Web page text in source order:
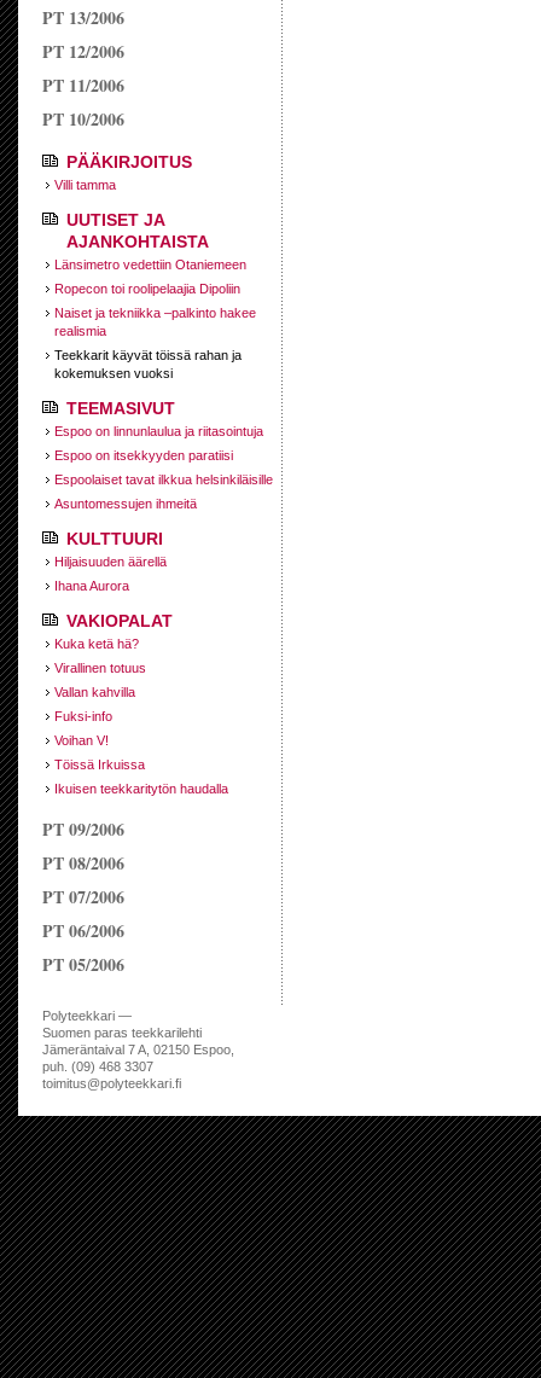
PT 13/2006
PT 12/2006
PT 11/2006
PT 10/2006
PÄÄKIRJOITUS
Villi tamma
UUTISET JA
AJANKOHTAISTA
Länsimetro vedettiin Otaniemeen
Ropecon toi roolipelaajia Dipoliin
Naiset ja tekniikka –palkinto hakee
realismia
Teekkarit käyvät töissä rahan ja
kokemuksen vuoksi
TEEMASIVUT
Espoo on linnunlaulua ja riitasointuja
Espoo on itsekkyyden paratiisi
Espoolaiset tavat ilkkua helsinkiläisille
Asuntomessujen ihmeitä
KULTTUURI
Hiljaisuuden äärellä
Ihana Aurora
VAKIOPALAT
Kuka ketä hä?
Virallinen totuus
Vallan kahvilla
Fuksi-info
Voihan V!
Töissä Irkuissa
Ikuisen teekkaritytön haudalla
PT 09/2006
PT 08/2006
PT 07/2006
PT 06/2006
PT 05/2006
Polyteekkari —
Suomen paras teekkarilehti
Jämeräntaival 7 A, 02150 Espoo,
puh. (09) 468 3307
toimitus@polyteekkari.fi